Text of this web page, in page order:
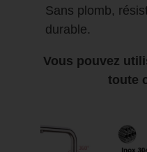
Sans plomb,
durable.
Vous pouvez
toute